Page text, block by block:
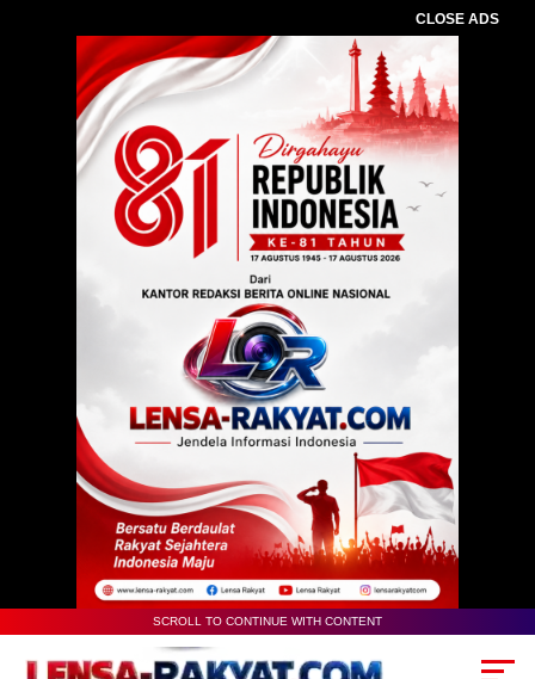
CLOSE ADS
SCROLL TO CONTINUE WITH CONTENT